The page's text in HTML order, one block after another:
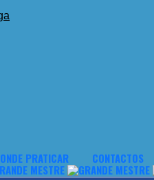
ONDE PRATICAR CONTACTOS